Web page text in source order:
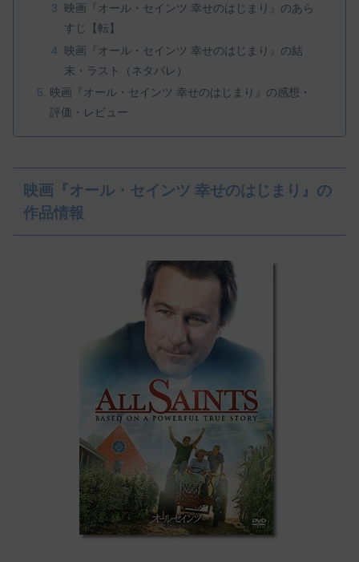
映画『オール・セインツ 幸せのはじまり』のあら
すじ【転】
映画『オール・セインツ 幸せのはじまり』の結
末・ラスト（ネタバレ）
映画『オール・セインツ 幸せのはじまり』の感想・
評価・レビュー
映画『オール・セインツ 幸せのはじまり』の
作品情報